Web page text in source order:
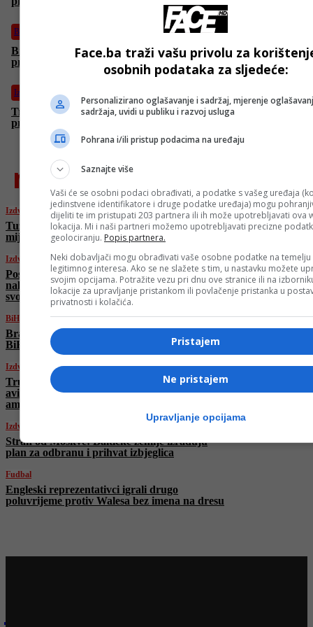
BiH
Brano Jakubović: Volio bih da su Sarajevo i BiH odali
priznanja Halidu dok je bio živ
Izdvojeno
Trump predlaže zabranu kineskim aviokompanijama da lete
preko Rusije na američkim rutama
najnovije
Izdvojeno
Tuzlanski endokrinolog objavio knjigu koja
mijenja pogled na osteoporozu
Izdvojeno
Poslije dvije godine rata i razaranja: Gaza
nakon sporazuma o prekidu vatre dočekuje
svoje ljude među ruševinama
BiH
Brano Jakubović: Volio bih da su Sarajevo i
BiH odali priznanja Halidu dok je bio živ
Izdvojeno
Trump predlaže zabranu kineskim
aviokompanijama da lete preko Rusije na
američkim rutama
Izdvojeno
Strah od Moskve: Baltičke zemlje izrađuju
plan za odbranu i prihvat izbjeglica
Fudbal
Engleski reprezentativci igrali drugo
poluvrijeme protiv Walesa bez imena na dresu
Face.ba traži vašu privolu za
osobnih podataka za sljedeće:
Personalizirano oglašavanje i sadržaj, mjerenje
sadržaja, uvidi u publiku i razvoj usluga
Pohrana i/ili pristup podacima na uređaju
Saznajte više
Vaši će se osobni podaci obrađivati, a podatke s vašeg uređaja
jedinstvene identifikatore i druge podatke uređaja) mogu
dijeliti te im pristupati 203 partnera ili ih može upotrebljavati ova
lokacija. Mi i naši partneri možemo upotrebljavati precizne
geolociranju. Popis partnera.
Neki dobavljači mogu obrađivati vaše osobne podatke na temelju
legitimnog interesa. Ako se ne slažete s tim, u nastavku možete
svojim opcijama. Potražite vezu pri dnu ove stranice ili na
lokacije za upravljanje pristankom ili povlačenje pristanka u
privatnosti i kolačića.
Pristajem
Ne pristajem
Upravljanje opcijama